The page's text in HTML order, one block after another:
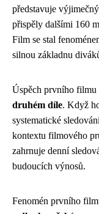
představuje
přispěly dalšími 160
Film se stal
silnou základnu
Úspěch prvního filmu
druhém díle. Když
systematické
kontextu filmového
zahrnuje denní
budoucích výnosů.
Fenomén prvního